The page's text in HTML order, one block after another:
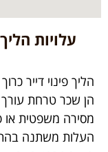
עלויות
הליך פינוי דייר
הן שכר טרחת עורך
מסירה משפטית או
העלות משתנה